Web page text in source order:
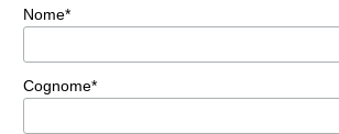
Nome*
Cognome*